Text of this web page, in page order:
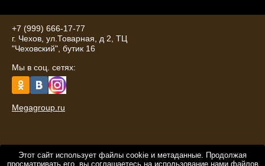
Этот сайт использует файлы cookie и метаданные. Продолжая
просматривать его, вы соглашаетесь на использование нами файлов
+7 (999) 666-17-77
г. Чехов, ул.Товарная, д 2, ТЦ
"Чеховский", бутик 16
Мы в соц. сетях:
Megagroup.ru